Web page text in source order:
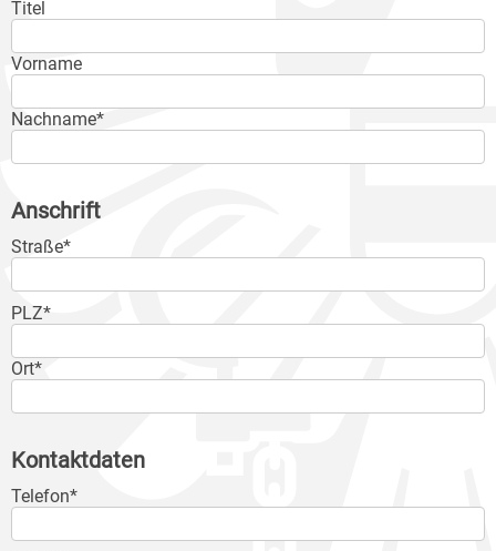
Titel
Vorname
Nachname*
Anschrift
Straße*
PLZ*
Ort*
Kontaktdaten
Telefon*